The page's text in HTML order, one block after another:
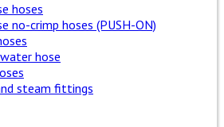
hoses
no-crimp hoses (PUSH-ON)
hose
steam fittings